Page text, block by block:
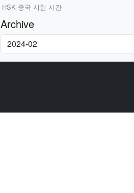
HSK 중국 시험 시간
Archive